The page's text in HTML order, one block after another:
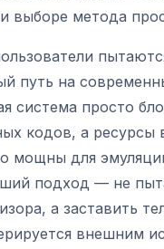
выборе метода
путь на
система просто
кодов, а ресурсы
мощны для
подход — не
а заставить
внешним